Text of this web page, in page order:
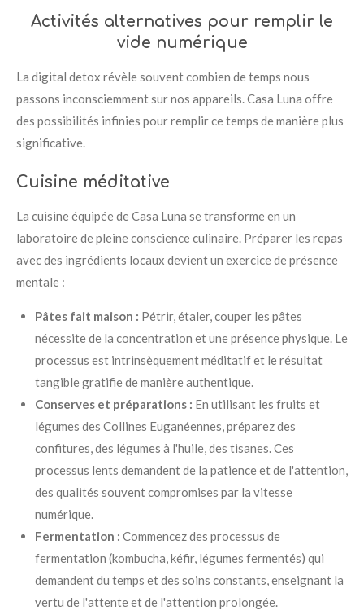
Activités alternatives pour remplir le
vide numérique
La digital detox révèle souvent combien de temps nous
passons inconsciemment sur nos appareils. Casa Luna offre
des possibilités infinies pour remplir ce temps de manière plus
significative.
Cuisine méditative
La cuisine équipée de Casa Luna se transforme en un
laboratoire de pleine conscience culinaire. Préparer les repas
avec des ingrédients locaux devient un exercice de présence
mentale :
Pâtes fait maison : Pétrir, étaler, couper les pâtes
nécessite de la concentration et une présence physique. Le
processus est intrinsèquement méditatif et le résultat
tangible gratifie de manière authentique.
Conserves et préparations : En utilisant les fruits et
légumes des Collines Euganéennes, préparez des
confitures, des légumes à l'huile, des tisanes. Ces
processus lents demandent de la patience et de l'attention,
des qualités souvent compromises par la vitesse
numérique.
Fermentation : Commencez des processus de
fermentation (kombucha, kéfir, légumes fermentés) qui
demandent du temps et des soins constants, enseignant la
vertu de l'attente et de l'attention prolongée.